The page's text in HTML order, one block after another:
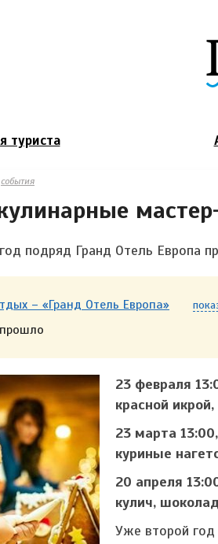
туриста
события
подряд Гранд Отель Европа
– «Гранд Отель Европа»
23 февраля
красной
23 марта
куриные
20 апреля
кулич,
Уже второй